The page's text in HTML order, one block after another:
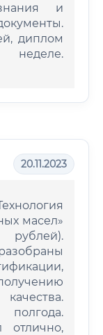
и
диплом
20.11.2023
масел»
отлично,